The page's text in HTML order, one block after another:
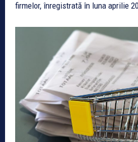
firmelor, înregistrată în luna aprilie